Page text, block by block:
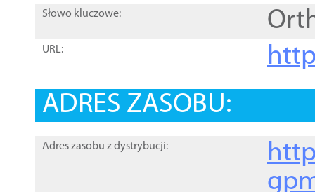
Słowo kluczowe:
URL:
ADRES ZASOBU:
Adres zasobu z dystrybucji: